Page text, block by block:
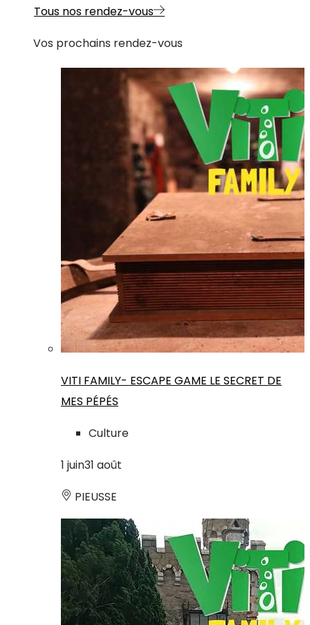
Tous nos rendez-vous
Vos prochains rendez-vous
VITI FAMILY- ESCAPE GAME LE SECRET DE
MES PÉPÉS
Culture
1 juin31 août
PIEUSSE